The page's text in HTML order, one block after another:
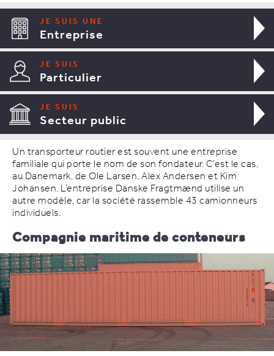
JE SUIS UNE
Entreprise
JE SUIS
Particulier
JE SUIS
Secteur public
Un transporteur routier est souvent une entreprise
familiale qui porte le nom de son fondateur. C’est le cas,
au Danemark, de Ole Larsen, Alex Andersen et Kim
Johansen. L’entreprise Danske Fragtmænd utilise un
autre modèle, car la société rassemble 43 camionneurs
individuels.
Compagnie maritime de conteneurs